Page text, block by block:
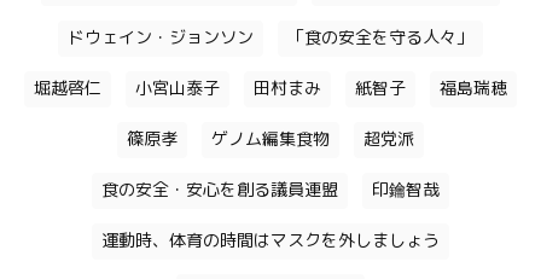
ドウェイン・ジョンソン 「食の安全を守る人々」
堀越啓仁 小宮山泰子 田村まみ 紙智子 福島瑞穂
篠原孝 ゲノム編集食物 超党派
食の安全・安心を創る議員連盟 印鑰智哉
運動時、体育の時間はマスクを外しましょう